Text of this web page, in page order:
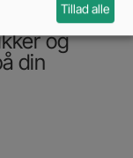
og
din
Tillad alle